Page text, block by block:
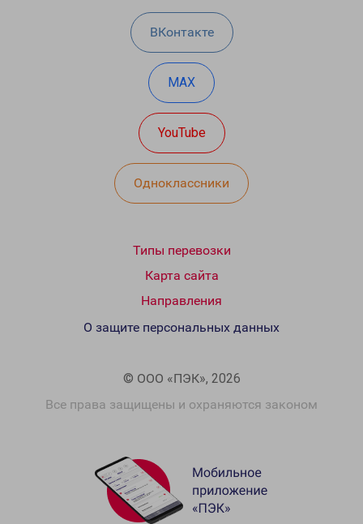
ВКонтакте
MAX
YouTube
Одноклассники
Типы перевозки
Карта сайта
Направления
© ООО «ПЭК», 2026
Все права защищены и охраняются законом
О защите персональных данных